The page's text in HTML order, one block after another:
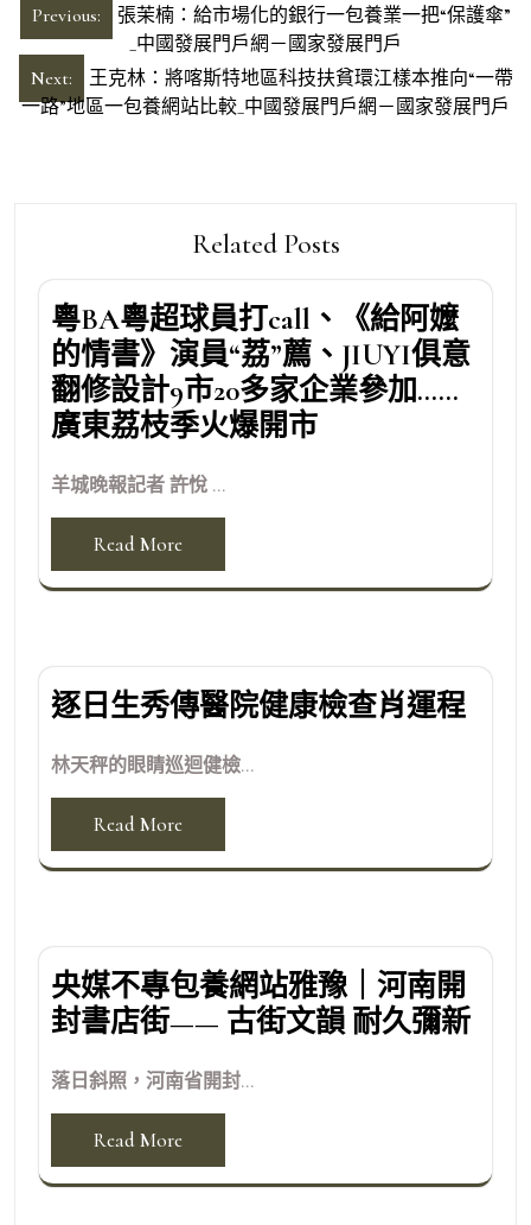
文
章
導
覽
Previous:
張茉楠：給市場化的銀行一包養業一把“保護傘”
_中國發展門戶網－國家發展門戶
Next:
王克林：將喀斯特地區科技扶貧環江樣本推向“一帶
一路”地區一包養網站比較_中國發展門戶網－國家發展門戶
Related Posts
粵BA粵超球員打call、《給阿嬤
的情書》演員“荔”薦、JIUYI俱意
翻修設計9市20多家企業參加……
廣東荔枝季火爆開市
羊城晚報記者 許悅 ...
Read More
逐日生秀傳醫院健康檢查肖運程
林天秤的眼睛巡迴健檢...
Read More
央媒不專包養網站雅豫｜河南開
封書店街—— 古街文韻 耐久彌新
落日斜照，河南省開封...
Read More